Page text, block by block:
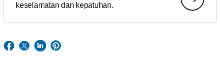
keselamatan dan kepatuhan.